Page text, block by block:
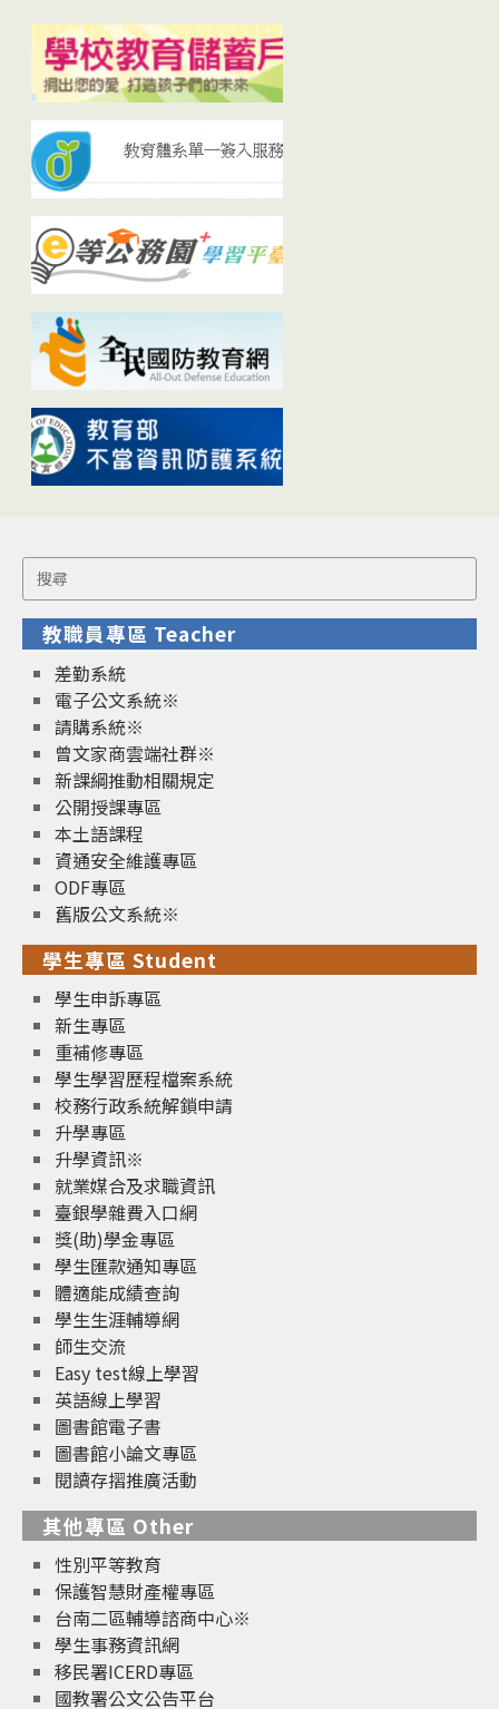
Search
for:
教職員專區 Teacher
差勤系統
電子公文系統※
請購系統※
曾文家商雲端社群※
新課綱推動相關規定
公開授課專區
本土語課程
資通安全維護專區
ODF專區
舊版公文系統※
學生專區 Student
學生申訴專區
新生專區
重補修專區
學生學習歷程檔案系統
校務行政系統解鎖申請
升學專區
升學資訊※
就業媒合及求職資訊
臺銀學雜費入口網
獎(助)學金專區
學生匯款通知專區
體適能成績查詢
學生生涯輔導網
師生交流
Easy test線上學習
英語線上學習
圖書館電子書
圖書館小論文專區
閱讀存摺推廣活動
其他專區 Other
性別平等教育
保護智慧財產權專區
台南二區輔導諮商中心※
學生事務資訊網
移民署ICERD專區
國教署公文公告平台